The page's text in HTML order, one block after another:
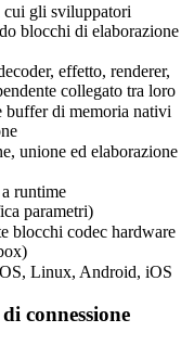
cui gli sviluppatori
blocchi di elaborazione
effetto, renderer,
collegato tra loro
di memoria nativi
unione ed elaborazione
runtime
parametri)
blocchi codec hardware
Linux, Android, iOS
connessione